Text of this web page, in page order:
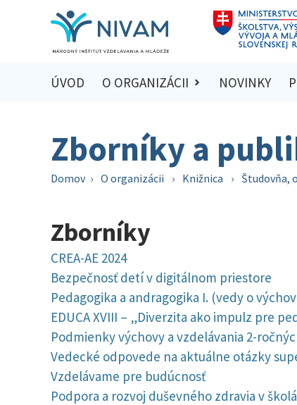
ÚVOD O ORGANIZÁCII NOVINKY
Zborníky a
Domov › O organizácii › Knižnica › Študovňa,
Zborníky
CREA-AE 2024
Bezpečnosť detí v digitálnom priestore
Pedagogika a andragogika I. (vedy o
EDUCA XVIII – „Diverzita ako impulz pre
Podmienky výchovy a vzdelávania 2-
Vedecké odpovede na aktuálne otázky
Vzdelávame pre budúcnosť
Podpora a rozvoj duševného zdravia v